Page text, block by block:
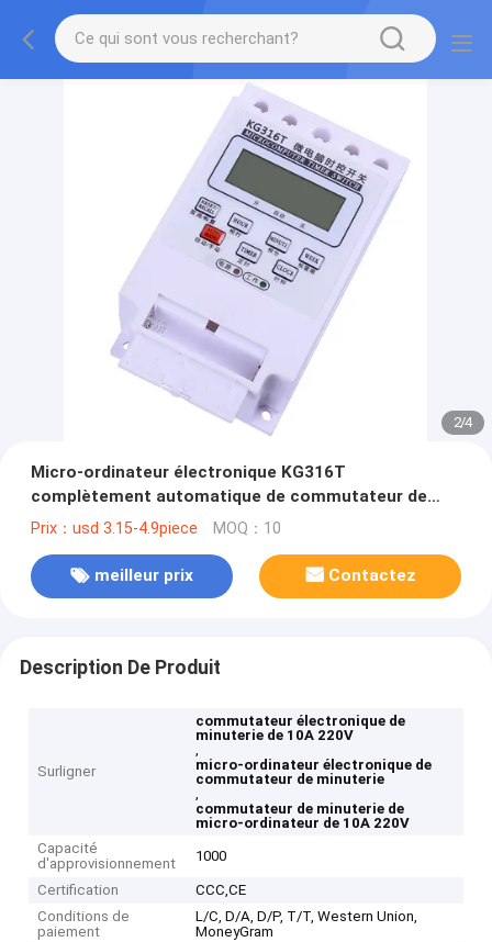
2/4
Micro-ordinateur électronique KG316T
complètement automatique de commutateur de
minuterie de 10A 220V
Prix：usd 3.15-4.9piece MOQ：10
meilleur prix Contactez
Description De Produit
Surligner
commutateur électronique de
minuterie de 10A 220V
,
micro-ordinateur électronique de
commutateur de minuterie
,
commutateur de minuterie de
micro-ordinateur de 10A 220V
Capacité
d'approvisionnement
1000
Certification
CCC,CE
Conditions de
paiement
L/C, D/A, D/P, T/T, Western Union,
MoneyGram